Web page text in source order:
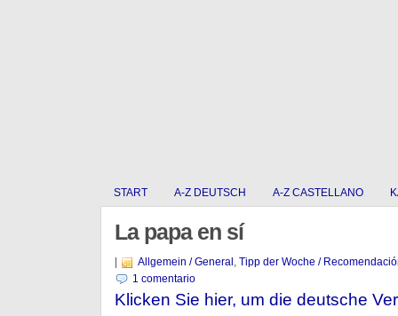
START A-Z DEUTSCH A-Z CASTELLANO
La papa en sí
Allgemein / General , Tipp der Woche /
1 comentario
Klicken Sie hier, um die deutsche